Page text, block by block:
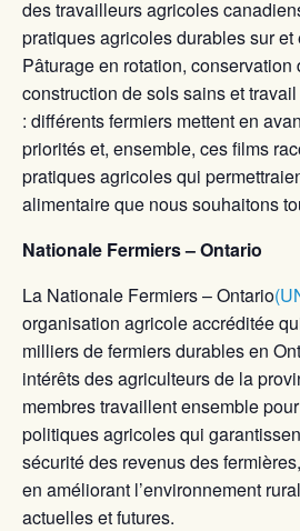
des travailleurs agricoles
pratiques agricoles durables sur et
Pâturage en rotation, conservation
construction de sols sains et
: différents fermiers mettent en
priorités et, ensemble, ces films
pratiques agricoles qui
alimentaire que nous souhaitons
Nationale Fermiers – Ontario
La Nationale Fermiers – Ontario
organisation agricole accréditée
milliers de fermiers durables en
intérêts des agriculteurs de la
membres travaillent ensemble
politiques agricoles qui
sécurité des revenus des
en améliorant l’environnement
actuelles et futures.